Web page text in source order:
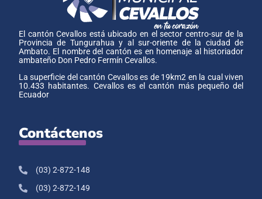
El cantón Cevallos está ubicado en el sector centro-sur de la
Provincia de Tungurahua y al sur-oriente de la ciudad de
Ambato. El nombre del cantón es en homenaje al historiador
ambateño Don Pedro Fermín Cevallos.
La superficie del cantón Cevallos es de 19km2 en la cual viven
10.433 habitantes. Cevallos es el cantón más pequeño del
Ecuador
Contáctenos
(03) 2-872-148
(03) 2-872-149